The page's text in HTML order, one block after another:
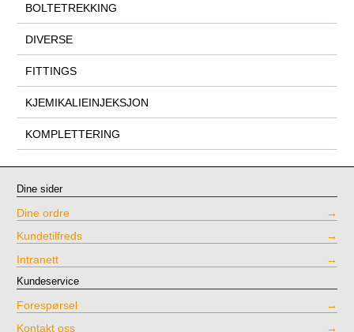
BOLTETREKKING
DIVERSE
FITTINGS
KJEMIKALIEINJEKSJON
KOMPLETTERING
Dine sider
Dine ordre
Kundetilfreds
Intranett
Kundeservice
Forespørsel
Kontakt oss